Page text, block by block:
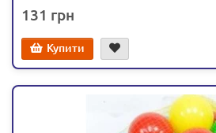
131
Купити